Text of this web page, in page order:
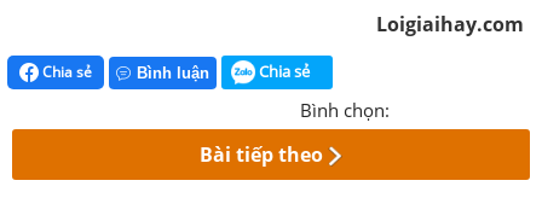
Loigiaihay.com
Chia sẻ Bình luận Chia sẻ
Bình chọn:
Bài tiếp theo